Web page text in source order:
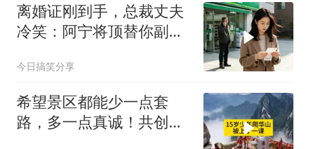
离婚证刚到手，总裁丈夫
冷笑：阿宁将顶替你副总
今日搞笑分享
希望景区都能少一点套
路，多一点真诚！共创良